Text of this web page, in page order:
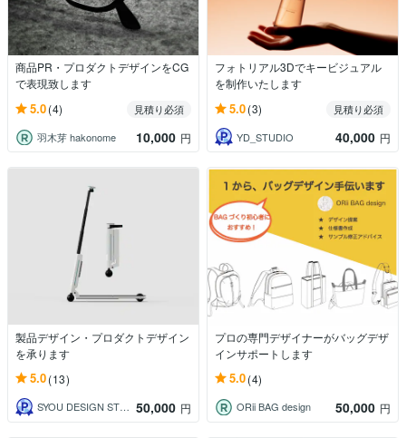
商品PR・プロダクトデザインをCG
で表現致します
5.0(4)
見積り必須
羽木芽 hakonome
10,000 円
フォトリアル3Dでキービジュアル
を制作いたします
5.0(3)
見積り必須
YD_STUDIO
40,000 円
製品デザイン・プロダクトデザイン
を承ります
5.0(13)
SYOU DESIGN STUDIO 50,000 円
プロの専門デザイナーがバッグデザ
インサポートします
5.0(4)
ORii BAG design 50,000 円